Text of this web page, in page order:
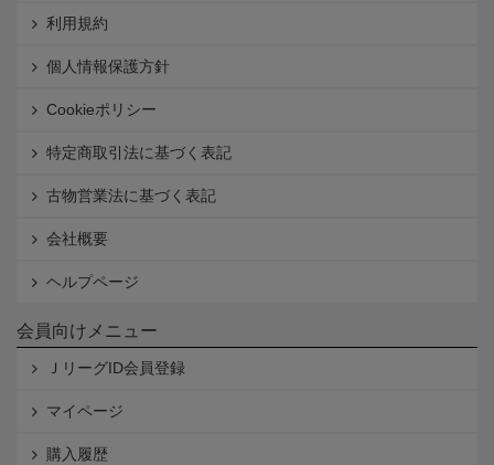
利用規約
個人情報保護方針
Cookieポリシー
特定商取引法に基づく表記
古物営業法に基づく表記
会社概要
ヘルプページ
会員向けメニュー
ＪリーグID会員登録
マイページ
購入履歴